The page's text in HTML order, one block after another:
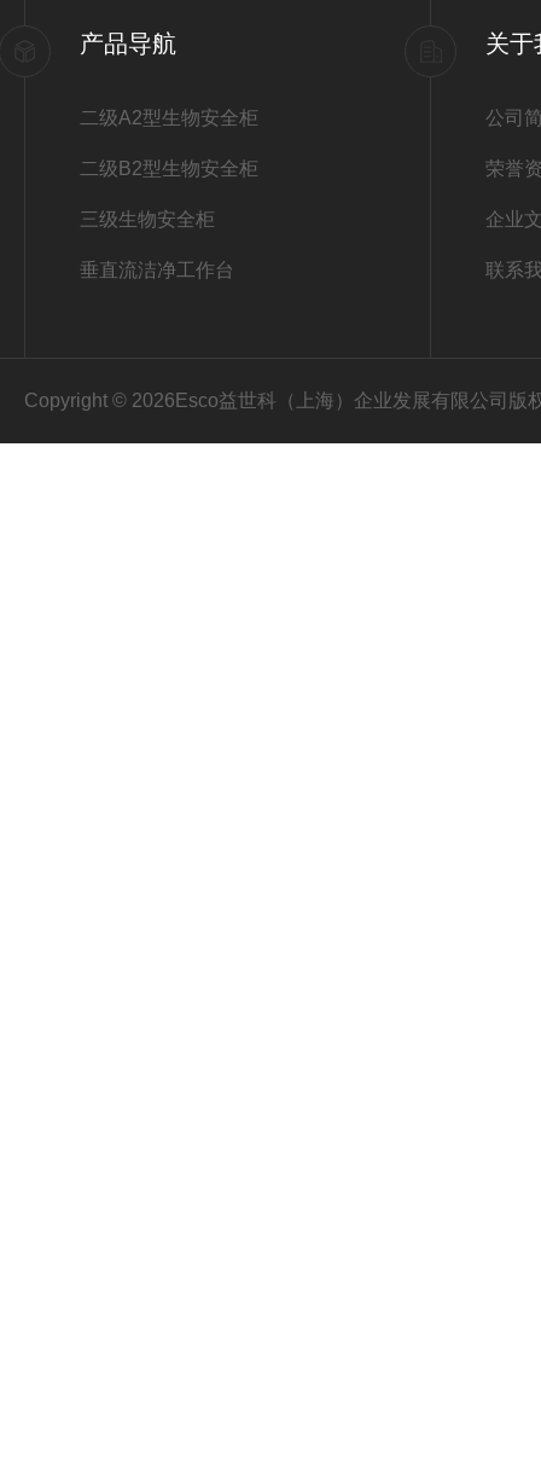
产品导航
二级A2型生物安全柜
二级B2型生物安全柜
三级生物安全柜
垂直流洁净工作台
关于
公司
荣誉
企业
联系
Copyright © 2026Esco益世科（上海）企业发展有限公司